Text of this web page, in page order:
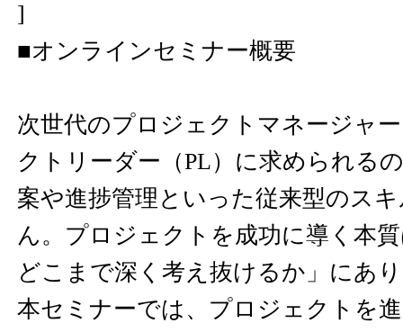
]
■オンラインセミナー概要
次世代のプロジェクトマネージャ
クトリーダー（PL）に求められる
案や進捗管理といった従来型のス
ん。プロジェクトを成功に導く本
どこまで深く考え抜けるか」にあ
本セミナーでは、プロジェクトを